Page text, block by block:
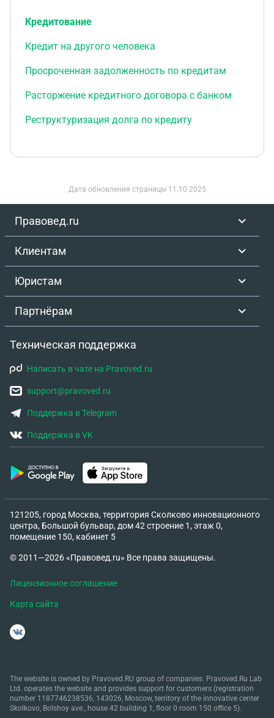
Кредитование
Кредит на другого человека
Просроченная задолженность по кредитам
Расторжение кредитного договора с банком
Реструктуризация долга по кредиту
Дата обновления страницы 11.10.2025
Правовед.ru
Клиентам
Юристам
Партнёрам
Техническая поддержка
Написать в чате на Pravoved.ru
support@pravoved.ru
Поддержка в Telegram
Поддержка в VK
121205, город Москва, территория Сколково инновационного
центра, Большой бульвар, дом 42 строение 1, этаж 0,
помещение 150, кабинет 5
© 2011—2026 «Правовед.ru» Все права защищены.
Лицензионное соглашение
Карта сайта
The website is owned by Pravoved.RU group of companies. Pravoved.Ru Lab
Ltd. operates the website and provides support for customers (registration
number 1187746238536, 143026, Moscow, territory of the innovative center
Skolkovo, Bolshoy ave., house 42 building 1, floor 0 room 150 office 5).